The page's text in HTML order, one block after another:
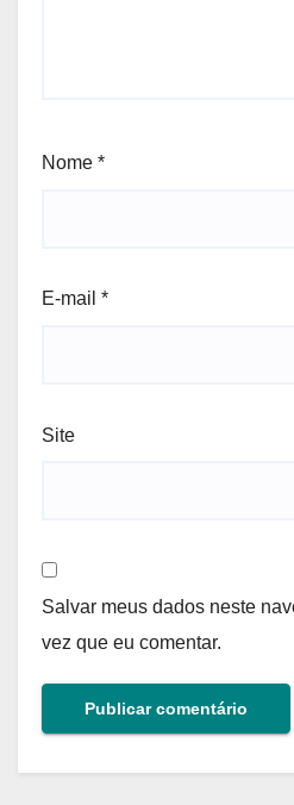
Nome *
E-mail *
Site
Salvar meus dados neste
vez que eu comentar.